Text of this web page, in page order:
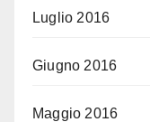
Luglio 2016
Giugno 2016
Maggio 2016